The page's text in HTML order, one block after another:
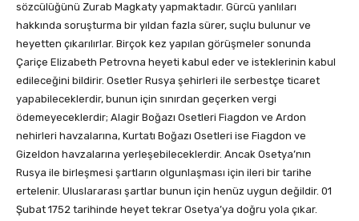
sözcülüğünü Zurab Magkaty yapmaktadır. Gürcü yanlıları
hakkında soruşturma bir yıldan fazla sürer, suçlu bulunur ve
heyetten çıkarılırlar. Birçok kez yapılan görüşmeler sonunda
Çariçe Elizabeth Petrovna heyeti kabul eder ve isteklerinin kabul
edileceğini bildirir. Osetler Rusya şehirleri ile serbestçe ticaret
yapabileceklerdir, bunun için sınırdan geçerken vergi
ödemeyeceklerdir; Alagir Boğazı Osetleri Fiagdon ve Ardon
nehirleri havzalarına, Kurtatı Boğazı Osetleri ise Fiagdon ve
Gizeldon havzalarına yerleşebileceklerdir. Ancak Osetya’nın
Rusya ile birleşmesi şartların olgunlaşması için ileri bir tarihe
ertelenir. Uluslararası şartlar bunun için henüz uygun değildir. 01
Şubat 1752 tarihinde heyet tekrar Osetya’ya doğru yola çıkar.